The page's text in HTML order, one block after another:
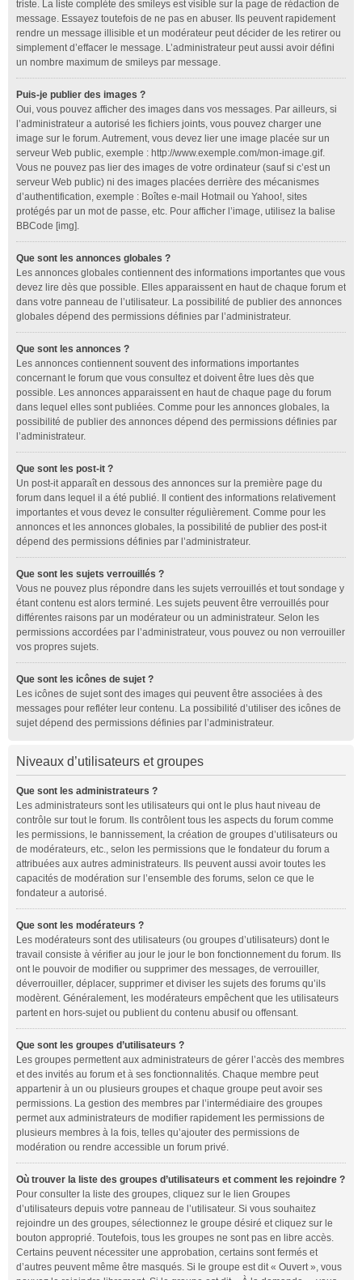
triste. La liste complète des smileys est visible sur la page de rédaction de
message. Essayez toutefois de ne pas en abuser. Ils peuvent rapidement
rendre un message illisible et un modérateur peut décider de les retirer ou
simplement d’effacer le message. L’administrateur peut aussi avoir défini
un nombre maximum de smileys par message.
Puis-je publier des images ?
Oui, vous pouvez afficher des images dans vos messages. Par ailleurs, si
l’administrateur a autorisé les fichiers joints, vous pouvez charger une
image sur le forum. Autrement, vous devez lier une image placée sur un
serveur Web public, exemple : http://www.exemple.com/mon-image.gif.
Vous ne pouvez pas lier des images de votre ordinateur (sauf si c’est un
serveur Web public) ni des images placées derrière des mécanismes
d’authentification, exemple : Boîtes e-mail Hotmail ou Yahoo!, sites
protégés par un mot de passe, etc. Pour afficher l’image, utilisez la balise
BBCode [img].
Que sont les annonces globales ?
Les annonces globales contiennent des informations importantes que vous
devez lire dès que possible. Elles apparaissent en haut de chaque forum et
dans votre panneau de l’utilisateur. La possibilité de publier des annonces
globales dépend des permissions définies par l’administrateur.
Que sont les annonces ?
Les annonces contiennent souvent des informations importantes
concernant le forum que vous consultez et doivent être lues dès que
possible. Les annonces apparaissent en haut de chaque page du forum
dans lequel elles sont publiées. Comme pour les annonces globales, la
possibilité de publier des annonces dépend des permissions définies par
l’administrateur.
Que sont les post-it ?
Un post-it apparaît en dessous des annonces sur la première page du
forum dans lequel il a été publié. Il contient des informations relativement
importantes et vous devez le consulter régulièrement. Comme pour les
annonces et les annonces globales, la possibilité de publier des post-it
dépend des permissions définies par l’administrateur.
Que sont les sujets verrouillés ?
Vous ne pouvez plus répondre dans les sujets verrouillés et tout sondage y
étant contenu est alors terminé. Les sujets peuvent être verrouillés pour
différentes raisons par un modérateur ou un administrateur. Selon les
permissions accordées par l’administrateur, vous pouvez ou non verrouiller
vos propres sujets.
Que sont les icônes de sujet ?
Les icônes de sujet sont des images qui peuvent être associées à des
messages pour refléter leur contenu. La possibilité d’utiliser des icônes de
sujet dépend des permissions définies par l’administrateur.
Niveaux d’utilisateurs et groupes
Que sont les administrateurs ?
Les administrateurs sont les utilisateurs qui ont le plus haut niveau de
contrôle sur tout le forum. Ils contrôlent tous les aspects du forum comme
les permissions, le bannissement, la création de groupes d’utilisateurs ou
de modérateurs, etc., selon les permissions que le fondateur du forum a
attribuées aux autres administrateurs. Ils peuvent aussi avoir toutes les
capacités de modération sur l’ensemble des forums, selon ce que le
fondateur a autorisé.
Que sont les modérateurs ?
Les modérateurs sont des utilisateurs (ou groupes d’utilisateurs) dont le
travail consiste à vérifier au jour le jour le bon fonctionnement du forum. Ils
ont le pouvoir de modifier ou supprimer des messages, de verrouiller,
déverrouiller, déplacer, supprimer et diviser les sujets des forums qu’ils
modèrent. Généralement, les modérateurs empêchent que les utilisateurs
partent en hors-sujetou publient du contenu abusif ou offensant.
Que sont les groupes d’utilisateurs ?
Les groupes permettent aux administrateurs de gérer l’accès des membres
et des invités au forum et à ses fonctionnalités. Chaque membre peut
appartenir à un ou plusieurs groupes et chaque groupe peut avoir ses
permissions. La gestion des membres par l’intermédiaire des groupes
permet aux administrateurs de modifier rapidement les permissions de
plusieurs membres à la fois, telles qu’ajouter des permissions de
modération ou rendre accessible un forum privé.
Où trouver la liste des groupes d’utilisateurs et comment les rejoindre ?
Pour consulter la liste des groupes, cliquez sur le lien Groupes
d’utilisateurs depuis votre panneau de l’utilisateur. Si vous souhaitez
rejoindre un des groupes, sélectionnez le groupe désiré et cliquez sur le
bouton approprié. Toutefois, tous les groupes ne sont pas en libre accès.
Certains peuvent nécessiter une approbation, certains sont fermés et
d’autres peuvent même être masqués. Si le groupe est dit « Ouvert », vous